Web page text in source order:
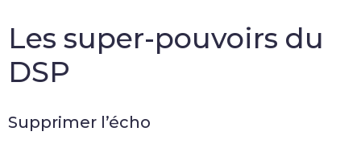
Les super-pouvoirs du
DSP
Supprimer l’écho